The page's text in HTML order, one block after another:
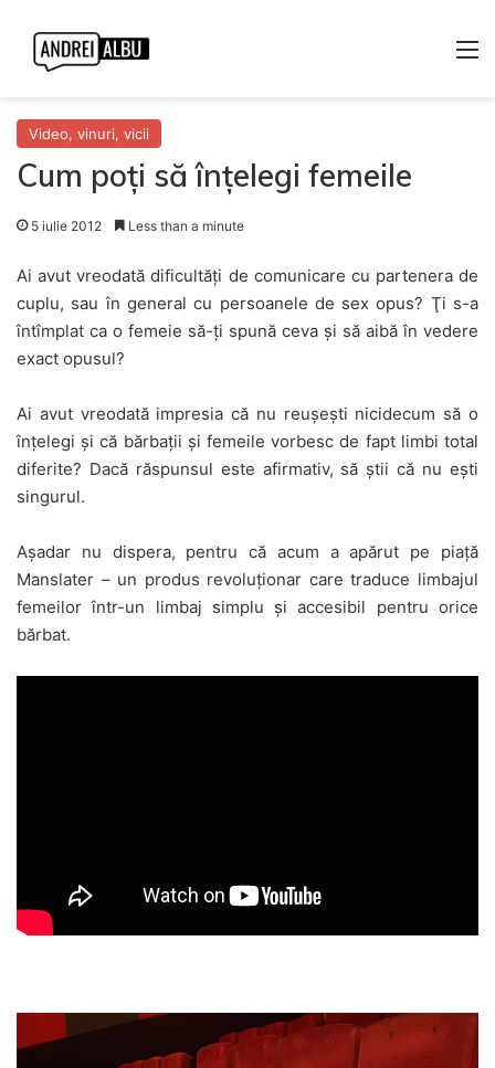
Video, vinuri, vicii
Cum poţi să înţelegi femeile
5 iulie 2012 Less than a minute
Ai avut vreodată dificultăţi de comunicare cu partenera de
cuplu, sau în general cu persoanele de sex opus? Ţi s-a
întîmplat ca o femeie să-ţi spună ceva şi să aibă în vedere
exact opusul?
Ai avut vreodată impresia că nu reuşeşti nicidecum să o
înţelegi şi că bărbaţii şi femeile vorbesc de fapt limbi total
diferite? Dacă răspunsul este afirmativ, să ştii că nu eşti
singurul.
Aşadar nu dispera, pentru că acum a apărut pe piaţă
Manslater – un produs revoluţionar care traduce limbajul
femeilor într-un limbaj simplu şi accesibil pentru orice
bărbat.